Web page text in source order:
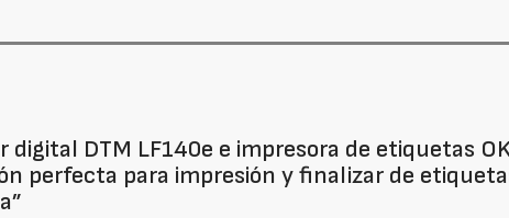
digital DTM LF140e e impresora de etiquetas
perfecta para impresión y finalizar de